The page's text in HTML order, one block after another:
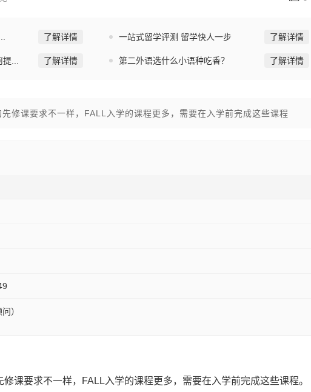
了解详情 一站式留学评测 留学快人一步 了解详情
... 了解详情 第二外语选什么小语种吃香？ 了解详情
修课要求不一样，FALL入学的课程更多，需要在入学前完成这些课程
）
课要求不一样，FALL入学的课程更多，需要在入学前完成这些课程。